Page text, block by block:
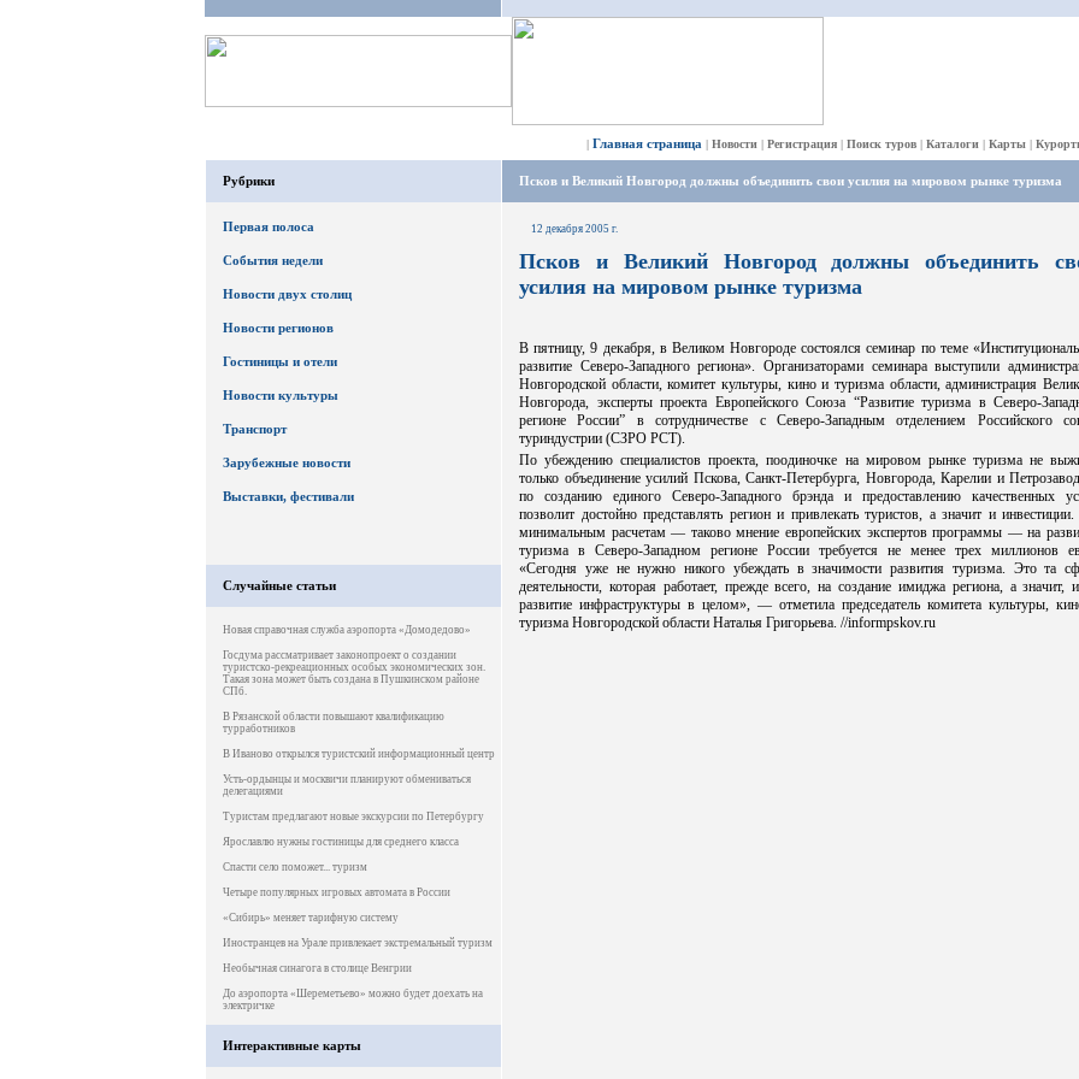
| Главная страница | Новости | Регистрация | Поиск туров | Каталоги | Карты |
Рубрики
Первая полоса
События недели
Новости двух столиц
Новости регионов
Гостиницы и отели
Новости культуры
Транспорт
Зарубежные новости
Выставки, фестивали
Случайные статьи
Новая справочная служба аэропорта «Домодедово»
Госдума рассматривает законопроект о создании
туристско-рекреационных особых экономических зон.
Такая зона может быть создана в Пушкинском районе
СПб.
В Рязанской области повышают квалификацию
турработников
В Иваново открылся туристский информационный центр
Усть-ордынцы и москвичи планируют обмениваться
делегациями
Туристам предлагают новые экскурсии по Петербургу
Ярославлю нужны гостиницы для среднего класса
Спасти село поможет... туризм
Четыре популярных игровых автомата в России
«Сибирь» меняет тарифную систему
Иностранцев на Урале привлекает экстремальный туризм
Необычная синагога в столице Венгрии
До аэропорта «Шереметьево» можно будет доехать на
электричке
Интерактивные карты
Псков и Великий Новгород должны объединить свои усилия на мировом рынке туризма
12 декабря 2005 г.
Псков и Великий Новгород должны объединить
усилия на мировом рынке туризма
В пятницу, 9 декабря, в Великом Новгороде состоялся семинар по теме
развитие Северо-Западного региона». Организаторами семинара выступили
Новгородской области, комитет культуры, кино и туризма области, администрация
Новгорода, эксперты проекта Европейского Союза “Развитие туризма в Северо-
регионе России” в сотрудничестве с Северо-Западным отделением Российского
туриндустрии (СЗРО РСТ).
По убеждению специалистов проекта, поодиночке на мировом рынке туризма не
только объединение усилий Пскова, Санкт-Петербурга, Новгорода, Карелии и
по созданию единого Северо-Западного брэнда и предоставлению качественных
позволит достойно представлять регион и привлекать туристов, а значит и
минимальным расчетам — таково мнение европейских экспертов программы — на
туризма в Северо-Западном регионе России требуется не менее трех миллионов
«Сегодня уже не нужно никого убеждать в значимости развития туризма. Это та
деятельности, которая работает, прежде всего, на создание имиджа региона, а значит,
развитие инфраструктуры в целом», — отметила председатель комитета культуры,
туризма Новгородской области Наталья Григорьева. //informpskov.ru